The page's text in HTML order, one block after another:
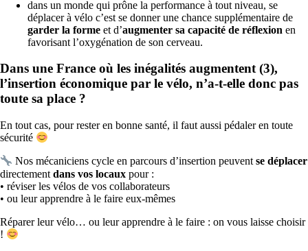
dans un monde qui prône la performance à tout niveau, se
déplacer à vélo c’est se donner une chance supplémentaire de
garder la forme et d’augmenter sa capacité de réflexion en
favorisant l’oxygénation de son cerveau.
Dans une France où les inégalités augmentent (3),
l’insertion économique par le vélo, n’a-t-elle donc pas
toute sa place ?
En tout cas, pour rester en bonne santé, il faut aussi pédaler en toute
sécurité
Nos mécaniciens cycle en parcours d’insertion peuventse déplacer
directement dans vos locaux pour :
• réviser les vélos de vos collaborateurs
• ou leur apprendre à le faire eux-mêmes
Réparer leur vélo… ou leur apprendre à le faire : on vous laisse choisir
!